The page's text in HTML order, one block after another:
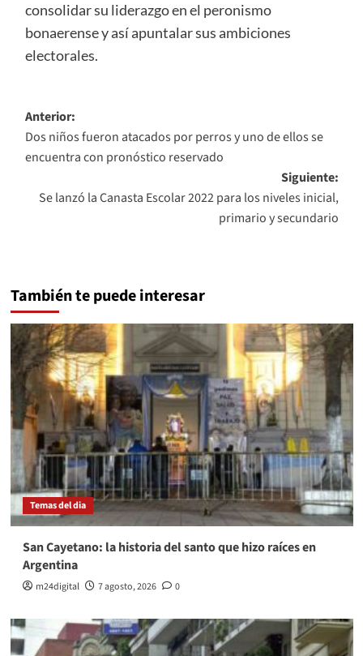
consolidar su liderazgo en el peronismo
bonaerense y así apuntalar sus ambiciones
electorales.
Navegación
de
entradas
Anterior:
Dos niños fueron atacados por perros y uno de ellos se
encuentra con pronóstico reservado
Siguiente:
Se lanzó la Canasta Escolar 2022 para los niveles inicial,
primario y secundario
También te puede interesar
Temas del dia
San Cayetano: la historia del santo que hizo raíces en
Argentina
m24digital 7 agosto, 2026 0